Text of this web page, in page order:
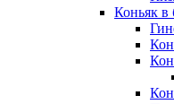
Коньяк в